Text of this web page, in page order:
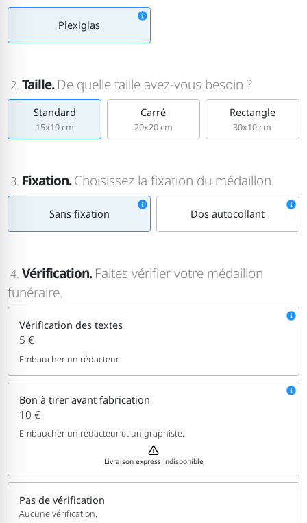
Plexiglas
2. Taille. De quelle taille avez-vous besoin ?
Standard
15x10 cm
Carré
20x20 cm
Rectangle
30x10 cm
3. Fixation.Choisissez la fixation du médaillon.
Sans fixation Dos autocollant
4. Vérification. Faites vérifier votre médaillon
funéraire.
Vérification des textes
5 €
Embaucher un rédacteur.
Bon à tirer avant fabrication
10 €
Embaucher un rédacteur et un graphiste.
Livraison express indisponible
Pas de vérification
Aucune vérification.